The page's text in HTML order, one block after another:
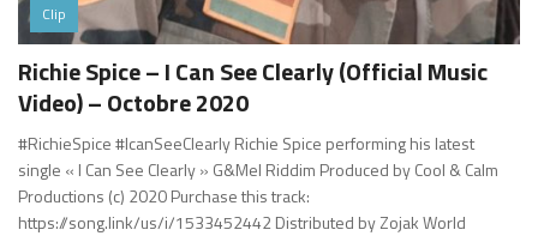
Clip
Richie Spice – I Can See Clearly (Official Music
Video) – Octobre 2020
#RichieSpice #IcanSeeClearly Richie Spice performing his latest
single « I Can See Clearly » G&Mel Riddim Produced by Cool & Calm
Productions (c) 2020 Purchase this track:
https://song.link/us/i/1533452442 Distributed by Zojak World